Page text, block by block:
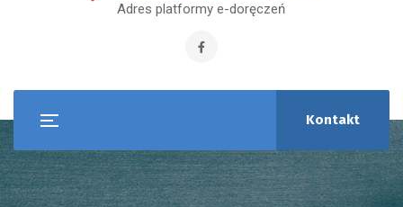
Adres platformy e-doręczeń
Kontakt